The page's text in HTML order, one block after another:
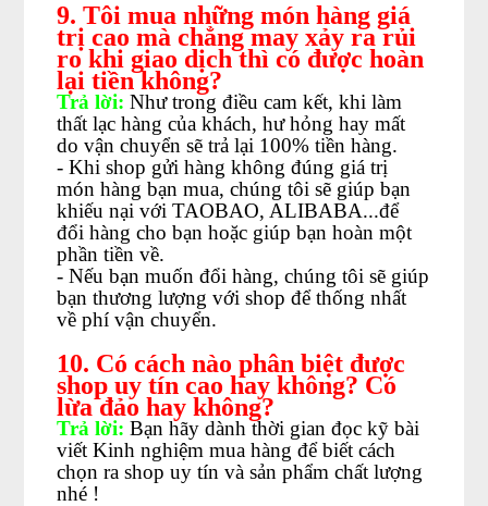
9. Tôi mua những món hàng giá
trị cao mà chẳng may xảy ra rủi
ro khi giao dịch thì có được hoàn
lại tiền không?
Trả lời: Như trong điều cam kết, khi làm
thất lạc hàng của khách, hư hỏng hay mất
do vận chuyển sẽ trả lại 100% tiền hàng.
- Khi shop gửi hàng không đúng giá trị
món hàng bạn mua, chúng tôi sẽ giúp bạn
khiếu nại với TAOBAO, ALIBABA...để
đổi hàng cho bạn hoặc giúp bạn hoàn một
phần tiền về.
- Nếu bạn muốn đổi hàng, chúng tôi sẽ giúp
bạn thương lượng với shop để thống nhất
về phí vận chuyển.
10. Có cách nào phân biệt được
shop uy tín cao hay không? Có
lừa đảo hay không?
Trả lời: Bạn hãy dành thời gian đọc kỹ bài
viết Kinh nghiệm mua hàng để biết cách
chọn ra shop uy tín và sản phẩm chất lượng
nhé !